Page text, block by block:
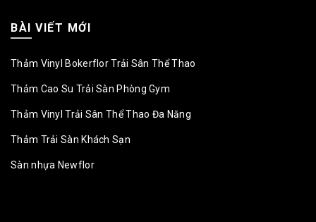
BÀI VIẾT MỚI
Thảm Vinyl Bokerflor Trải Sân Thể Thao
Thảm Cao Su Trải Sàn Phòng Gym
Thảm Vinyl Trải Sân Thể Thao Đa Năng
Thảm Trải Sàn Khách Sạn
Sàn nhựa Newflor